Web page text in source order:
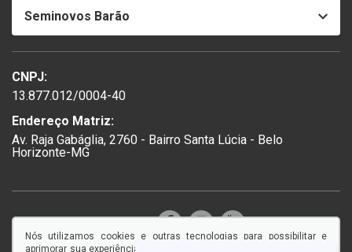
Seminovos Barão
CNPJ:
13.877.012/0004-40
Endereço Matriz:
Av. Raja Gabáglia, 2760 - Bairro Santa Lúcia - Belo
Horizonte-MG
Nós utilizamos cookies e outras tecnologias para possibilitar e
aprimorar sua experiência em nosso site, e ao continuar navegando